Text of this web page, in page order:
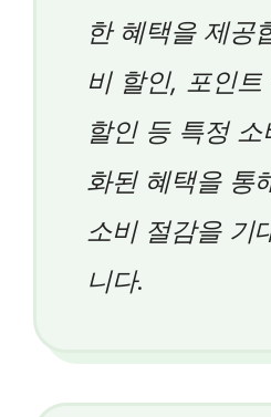
한 혜택을 제공
비 할인, 포인
할인 등 특정
화된 혜택을 통
소비 절감을 기
니다.